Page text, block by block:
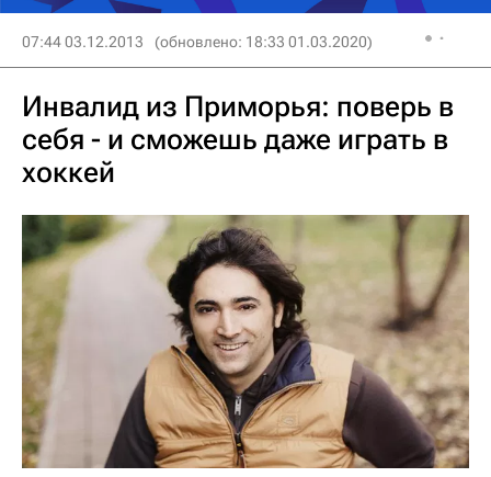
07:44 03.12.2013 (обновлено: 18:33 01.03.2020)
Инвалид из Приморья: поверь в
себя - и сможешь даже играть в
хоккей